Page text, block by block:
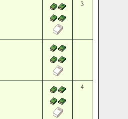
3
4